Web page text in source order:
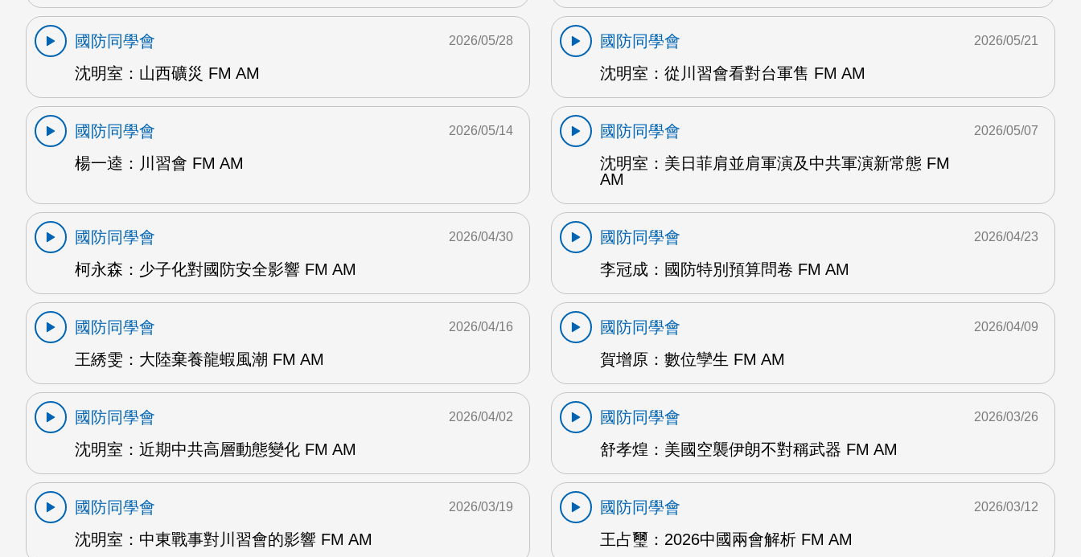
國防同學會
沈明室：山西礦災 FM AM
2026/05/28
國防同學會
沈明室：從川習會看對台軍售 FM AM
2026/05/21
國防同學會
楊一逵：川習會 FM AM
2026/05/14
國防同學會
沈明室：美日菲肩並肩軍演及中共軍演新常態 FM
AM
2026/05/07
國防同學會
柯永森：少子化對國防安全影響 FM AM
2026/04/30
國防同學會
李冠成：國防特別預算問卷 FM AM
2026/04/23
國防同學會
王綉雯：大陸棄養龍蝦風潮 FM AM
2026/04/16
國防同學會
賀增原：數位孿生 FM AM
2026/04/09
國防同學會
沈明室：近期中共高層動態變化 FM AM
2026/04/02
國防同學會
舒孝煌：美國空襲伊朗不對稱武器 FM AM
2026/03/26
國防同學會
沈明室：中東戰事對川習會的影響 FM AM
2026/03/19
國防同學會
王占璽：2026中國兩會解析 FM AM
2026/03/12